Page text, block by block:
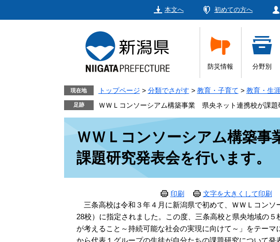
本文へ 初めての方へ
防災情報 分野別
現在地 トップページ > 分類でさがす > 教育・子育て > 教育・生
ＷＷＬコンソーシアム構築事業 県央ネット連携校が課題
ＷＷＬコンソーシアム構築
課題研究発表会を行います。
印刷 文字を大きくして印刷
三条高校は令和３年４月に新潟県で初めて、ＷＷＬコンソ
28校）に指定されました。この度、三条高校と県央地域の
が考えること～持続可能な社会の実現に向けて～」をテー